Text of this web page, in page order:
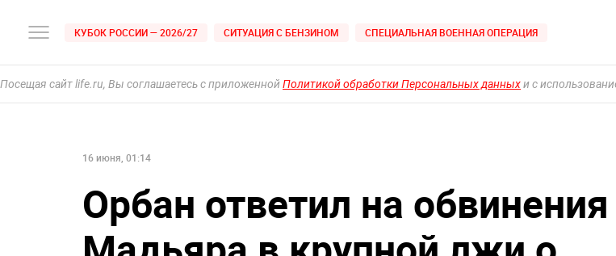
КУБОК РОССИИ — 2026/27 СИТУАЦИЯ С БЕНЗИНОМ СПЕЦИАЛЬНАЯ ВОЕННАЯ ОПЕРАЦИЯ
Посещая сайт life.ru, Вы соглашаетесь с приложеннойПолитикой обработки Персональных данныхи с
16 июня, 01:14
Орбан ответил на обвинения